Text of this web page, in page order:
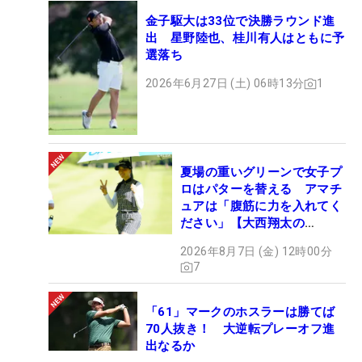
金子駆大は33位で決勝ラウンド進
出 星野陸也、桂川有人はともに予
選落ち
2026年6月27日 (土) 06時13分 1
夏場の重いグリーンで女子プ
ロはパターを替える アマチ
ュアは「腹筋に力を入れてく
ださい」【大西翔太の
2026年8月7日 (金) 12時00分
7
「61」マークのホスラーは勝てば
70人抜き！ 大逆転プレーオフ進
出なるか